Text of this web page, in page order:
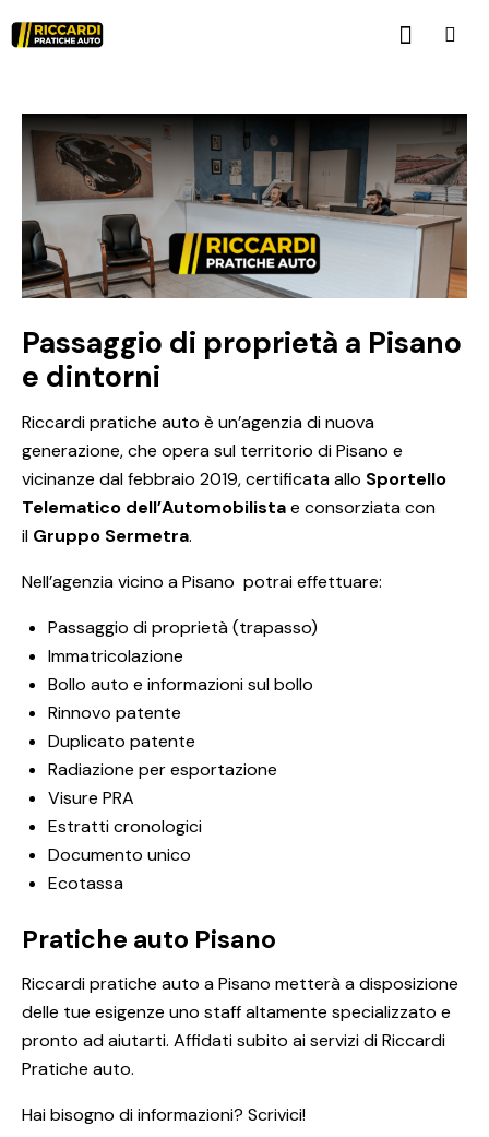
Passaggio di proprietà a Pisano
e dintorni
Riccardi pratiche auto è un’agenzia di nuova
generazione, che opera sul territorio di Pisano e
vicinanze dal febbraio 2019, certificata allo Sportello
Telematico dell’Automobilistae consorziata con
il Gruppo Sermetra.
Nell’agenzia vicino a Pisano potrai effettuare:
Passaggio di proprietà (trapasso)
Immatricolazione
Bollo auto e informazioni sul bollo
Rinnovo patente
Duplicato patente
Radiazione per esportazione
Visure PRA
Estratti cronologici
Documento unico
Ecotassa
Pratiche auto Pisano
Riccardi pratiche auto a Pisano metterà a disposizione
delle tue esigenze uno staff altamente specializzato e
pronto ad aiutarti. Affidati subito ai servizi di Riccardi
Pratiche auto.
Hai bisogno di informazioni? Scrivici!